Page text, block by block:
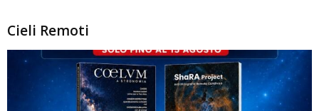
Cieli Remoti